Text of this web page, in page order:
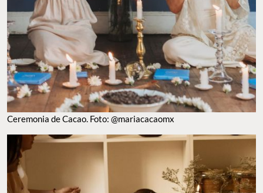
Ceremonia de Cacao. Foto: @mariacacaomx